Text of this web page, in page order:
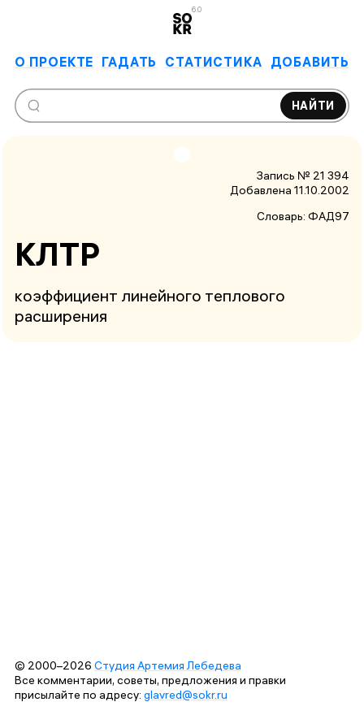
6.0
О ПРОЕКТЕ ГАДАТЬ СТАТИСТИКА ДОБАВИТЬ
НАЙТИ
Запись № 21 394
Добавлена 11.10.2002
Словарь: ФАД97
КЛТР
коэффициент линейного теплового
расширения
© 2000–2026 Студия Артемия Лебедева
Все комментарии, советы, предложения и правки
присылайте по адресу: glavred@sokr.ru